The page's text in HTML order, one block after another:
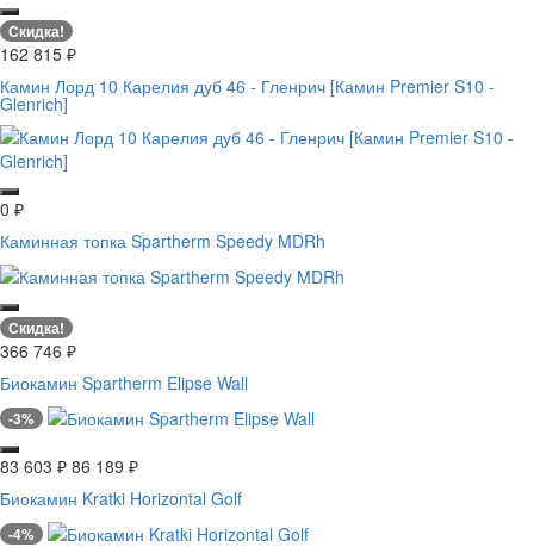
Скидка!
162 815 ₽
Камин Лорд 10 Карелия дуб 46 - Гленрич [Камин Premier S10 -
Glenrich]
0 ₽
Каминная топка Spartherm Speedy MDRh
Скидка!
366 746 ₽
Биокамин Spartherm Elipse Wall
-3%
83 603 ₽ 86 189 ₽
Биокамин Kratki Horizontal Golf
-4%